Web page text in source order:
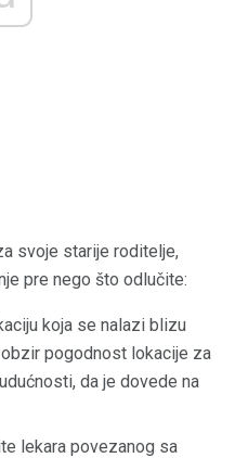
svoje starije roditelje,
pre nego što odlučite:
koja se nalazi blizu
pogodnost lokacije za
da je dovede na
lekara povezanog sa